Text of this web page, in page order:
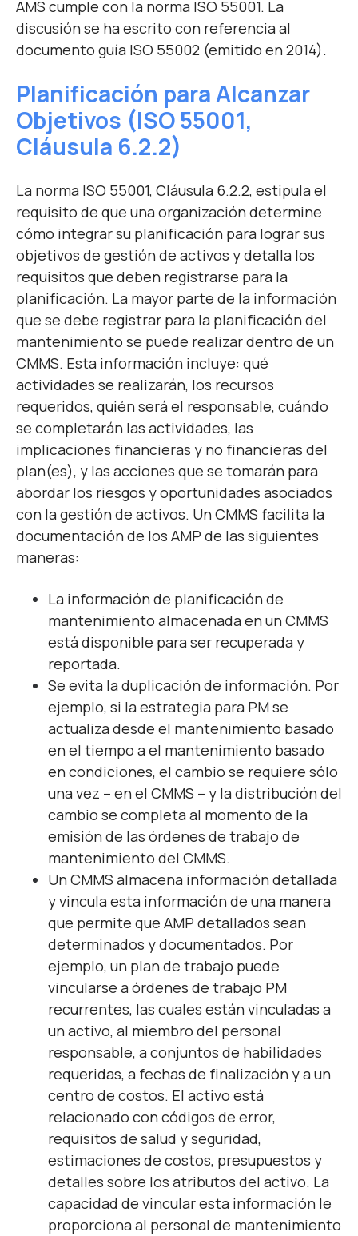
AMS cumple con la norma ISO 55001. La
discusión se ha escrito con referencia al
documento guía ISO 55002 (emitido en 2014).
Planificación para Alcanzar
Objetivos (ISO 55001,
Cláusula 6.2.2)
La norma ISO 55001, Cláusula 6.2.2, estipula el
requisito de que una organización determine
cómo integrar su planificación para lograr sus
objetivos de gestión de activos y detalla los
requisitos que deben registrarse para la
planificación. La mayor parte de la información
que se debe registrar para la planificación del
mantenimiento se puede realizar dentro de un
CMMS. Esta información incluye: qué
actividades se realizarán, los recursos
requeridos, quién será el responsable, cuándo
se completarán las actividades, las
implicaciones financieras y no financieras del
plan(es), y las acciones que se tomarán para
abordar los riesgos y oportunidades asociados
con la gestión de activos. Un CMMS facilita la
documentación de los AMP de las siguientes
maneras:
La información de planificación de
mantenimiento almacenada en un CMMS
está disponible para ser recuperada y
reportada.
Se evita la duplicación de información. Por
ejemplo, si la estrategia para PM se
actualiza desde el mantenimiento basado
en el tiempo a el mantenimiento basado
en condiciones, el cambio se requiere sólo
una vez – en el CMMS – y la distribución del
cambio se completa al momento de la
emisión de las órdenes de trabajo de
mantenimiento del CMMS.
Un CMMS almacena información detallada
y vincula esta información de una manera
que permite que AMP detallados sean
determinados y documentados. Por
ejemplo, un plan de trabajo puede
vincularse a órdenes de trabajo PM
recurrentes, las cuales están vinculadas a
un activo, al miembro del personal
responsable, a conjuntos de habilidades
requeridas, a fechas de finalización y a un
centro de costos. El activo está
relacionado con códigos de error,
requisitos de salud y seguridad,
estimaciones de costos, presupuestos y
detalles sobre los atributos del activo. La
capacidad de vincular esta información le
proporciona al personal de mantenimiento